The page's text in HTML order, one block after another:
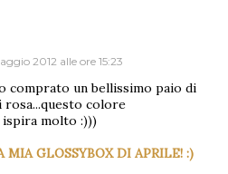
2012 alle ore 15:23
comprato un bellissimo paio di
colore
molto :)))
MIA GLOSSYBOX DI APRILE! :)